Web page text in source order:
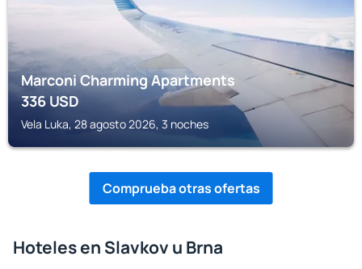
Marconi Charming Apartments
336USD
Vela Luka, 28 agosto 2026, 3 noches
Comprueba otras ofertas
Hoteles en Slavkov u Brna